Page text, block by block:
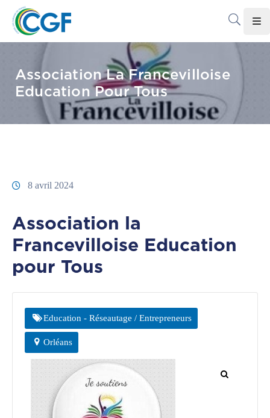
Le
CGF
Gabon
Adhérer
CGF
Don
Presse
Assurance
Association La Francevilloise
Education Pour Tous
8 avril 2024
Association la
Francevilloise Education
pour Tous
Education - Réseautage / Entrepreneurs
Orléans